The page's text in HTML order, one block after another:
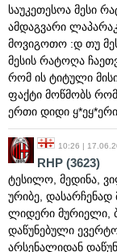
საუკეთესოა მესი
ამდაგვარი
მოვიგოთო :დ თუ
მესის რატოღა
რომ ის ტიტული
ფაქტი მოწმობს რომ
ერთი დიდი ყ*ეყ*ერი
10:26 |
RHP (3623)
ტესილო, მედინა,
ურიბე,
ლიდერი მურიელი,
დაწუნებული
არსენალიდან